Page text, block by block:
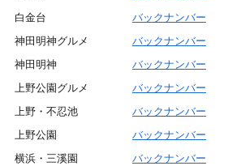
白金台
バックナンバー
神田明神グルメ
バックナンバー
神田明神
バックナンバー
上野公園グルメ
バックナンバー
上野・不忍池
バックナンバー
上野公園
バックナンバー
横浜・三溪園
バックナンバー